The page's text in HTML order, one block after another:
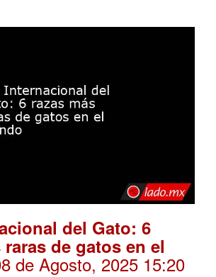
del Gato: 6
raras de gatos en el
de Agosto, 2025 15:20